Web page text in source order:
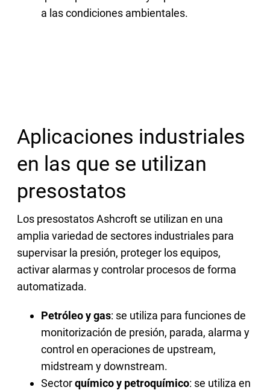
a las condiciones ambientales.
Aplicaciones industriales
en las que se utilizan
presostatos
Los presostatos Ashcroft se utilizan en una
amplia variedad de sectores industriales para
supervisar la presión, proteger los equipos,
activar alarmas y controlar procesos de forma
automatizada.
Petróleo y gas: se utiliza para funciones de
monitorización de presión, parada, alarma y
control en operaciones de upstream,
midstream y downstream.
Sectorquímico y petroquímico: se utiliza en